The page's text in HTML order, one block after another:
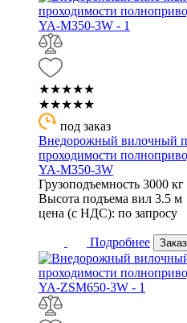
★★★★★
★★★★★
под заказ
Внедорожный вилочный
проходимости
YA-M350-3W
Грузоподъемность 3000 кг
Высота подъема вил 3.5 м
цена (с НДС): по запросу
Подробнее